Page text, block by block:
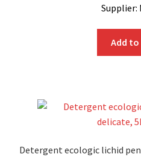
Supplier:
Add
Detergent ecologic lichid